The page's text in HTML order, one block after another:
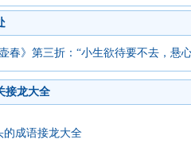
春》第三折：“小生欲待要不去，
接龙大全
的成语接龙大全